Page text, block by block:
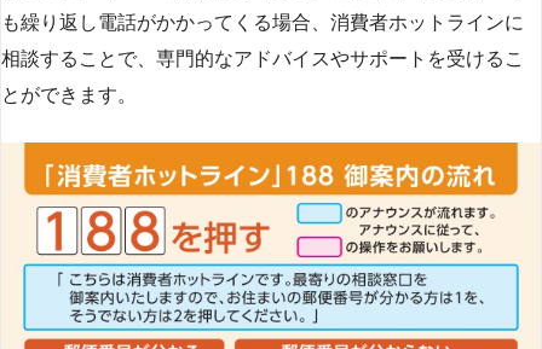
も繰り返し電話がかかってくる場合、消費者ホットラインに
相談することで、専門的なアドバイスやサポートを受けるこ
とができます​​。